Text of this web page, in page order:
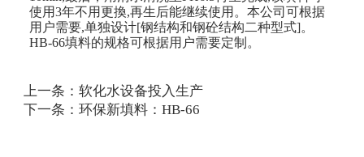
使用3年不用更換,再生后能继续使用。本公司可根据
用户需要,单独设计[钢结构和钢砼结构二种型式]。
HB-66填料的规格可根据用户需要定制。
上一条： 软化水设备投入生产
下一条： 环保新填料：HB-66